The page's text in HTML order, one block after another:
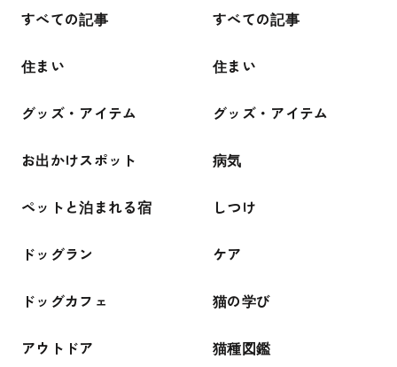
すべての記事
住まい
グッズ・アイテム
お出かけスポット
ペットと泊まれる宿
ドッグラン
ドッグカフェ
アウトドア
すべての記事
住まい
グッズ・アイテム
病気
しつけ
ケア
猫の学び
猫種図鑑